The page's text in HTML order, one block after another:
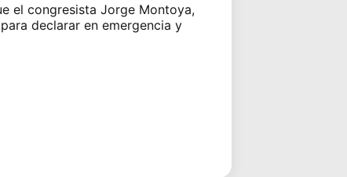
el congresista Jorge Montoya,
declarar en emergencia y